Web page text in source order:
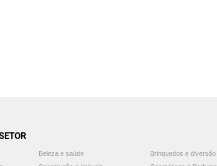
Beleza e saúde
Brinquedos e diversão